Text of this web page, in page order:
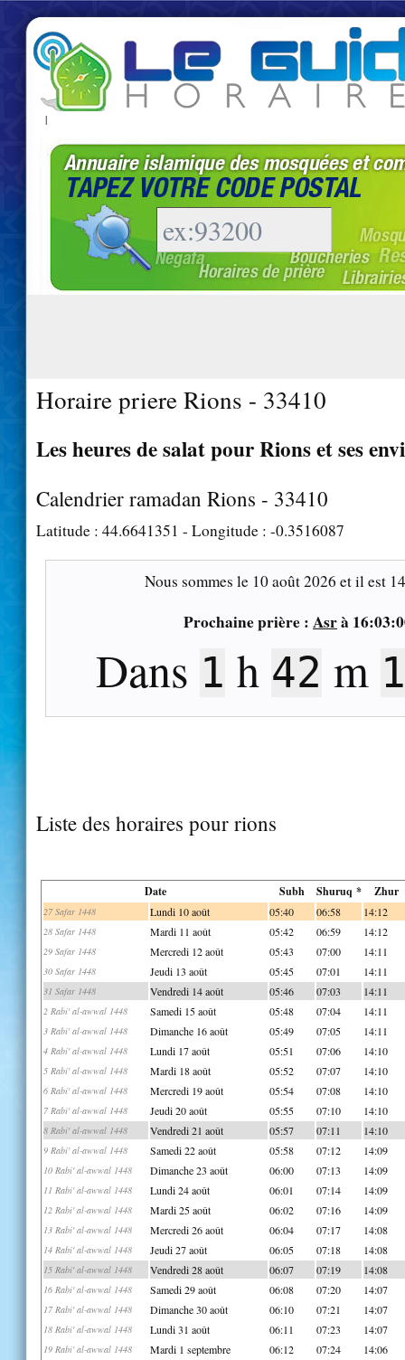
|
Horaire priere Rions - 33410
Les heures de salat pour Rions et ses
Calendrier ramadan Rions - 33410
Latitude : 44.6641351 - Longitude : -0.3516087
Nous sommes le 10 août 2026 et il est
Prochaine prière : Asrà
Dans 1 h 42 m
Liste des horaires pour rions
Date Subh Shuruq * Zhur
27 Safar 1448 Lundi 10 août 05:40 06:58 14:12
28 Safar 1448 Mardi 11 août 05:42 06:59 14:12
29 Safar 1448 Mercredi 12 août 05:43 07:00 14:11
30 Safar 1448 Jeudi 13 août 05:45 07:01 14:11
31 Safar 1448 Vendredi 14 août 05:46 07:03 14:11
2 Rabi' al-awwal 1448 Samedi 15 août 05:48 07:04 14:11
3 Rabi' al-awwal 1448 Dimanche 16 août 05:49 07:05 14:11
4 Rabi' al-awwal 1448 Lundi 17 août 05:51 07:06 14:10
5 Rabi' al-awwal 1448 Mardi 18 août 05:52 07:07 14:10
6 Rabi' al-awwal 1448 Mercredi 19 août 05:54 07:08 14:10
7 Rabi' al-awwal 1448 Jeudi 20 août 05:55 07:10 14:10
8 Rabi' al-awwal 1448 Vendredi 21 août 05:57 07:11 14:10
9 Rabi' al-awwal 1448 Samedi 22 août 05:58 07:12 14:09
10 Rabi' al-awwal 1448 Dimanche 23 août 06:00 07:13 14:09
11 Rabi' al-awwal 1448 Lundi 24 août 06:01 07:14 14:09
12 Rabi' al-awwal 1448 Mardi 25 août 06:02 07:16 14:09
13 Rabi' al-awwal 1448 Mercredi 26 août 06:04 07:17 14:08
14 Rabi' al-awwal 1448 Jeudi 27 août 06:05 07:18 14:08
15 Rabi' al-awwal 1448 Vendredi 28 août 06:07 07:19 14:08
16 Rabi' al-awwal 1448 Samedi 29 août 06:08 07:20 14:07
17 Rabi' al-awwal 1448 Dimanche 30 août 06:10 07:21 14:07
18 Rabi' al-awwal 1448 Lundi 31 août 06:11 07:23 14:07
19 Rabi' al-awwal 1448 Mardi 1 septembre 06:12 07:24 14:06